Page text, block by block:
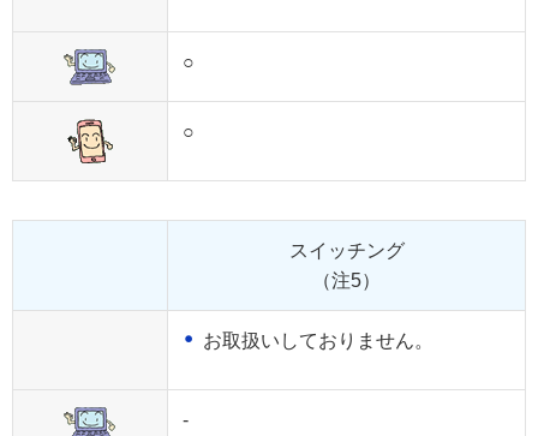
○
○
スイッチング
（注5）
お取扱いしておりません。
-